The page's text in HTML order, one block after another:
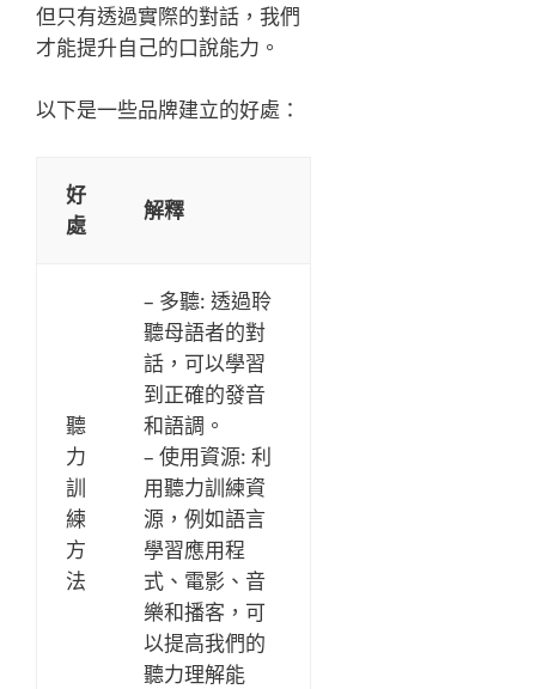
但只有透過實際的對話，我們
才能提升自己的口說能力。
以下是一些品牌建立的好處：
好
處
解釋
聽
力
訓
練
方
法
– 多聽: 透過聆
聽母語者的對
話，可以學習
到正確的發音
和語調。
– 使用資源: 利
用聽力訓練資
源，例如語言
學習應用程
式、電影、音
樂和播客，可
以提高我們的
聽力理解能